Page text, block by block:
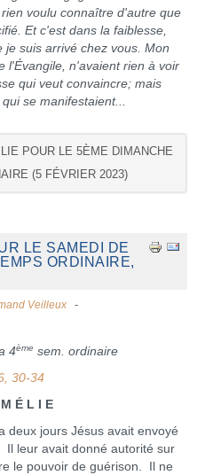
voulu connaître d'autre que
Et c'est dans la faiblesse,
suis arrivé chez vous. Mon
l'Évangile, n'avaient rien à voir
qui veut convaincre; mais
se manifestaient...
POUR LE 5ÈME DIMANCHE
(5 FÉVRIER 2023)
LE SAMEDI DE
ORDINAIRE,
Veilleux
4ème sem. ordinaire
30-34
M É L I E
jours Jésus avait envoyé
leur avait donné autorité sur
le pouvoir de guérison. Il ne